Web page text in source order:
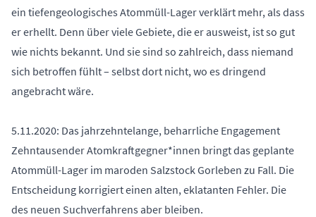
ein tiefengeologisches Atommüll-Lager verklärt mehr, als dass
er erhellt. Denn über viele Gebiete, die er ausweist, ist so gut
wie nichts bekannt. Und sie sind so zahlreich, dass niemand
sich betroffen fühlt – selbst dort nicht, wo es dringend
angebracht wäre.
5.11.2020: Das jahrzehntelange, beharrliche Engagement
Zehntausender Atomkraftgegner*innen bringt das geplante
Atommüll-Lager im maroden Salzstock Gorleben zu Fall. Die
Entscheidung korrigiert einen alten, eklatanten Fehler. Die
des neuen Suchverfahrens aber bleiben.